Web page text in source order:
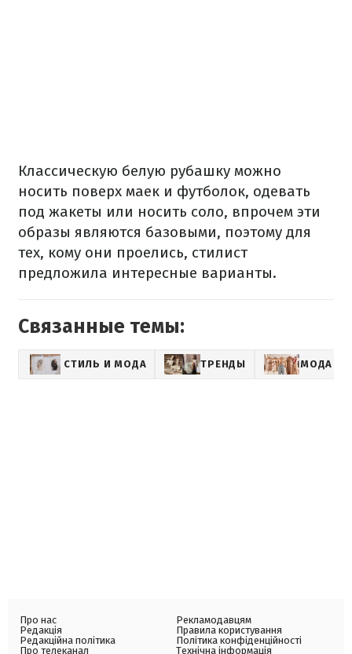
Классическую белую рубашку можно
носить поверх маек и футболок, одевать
под жакеты или носить соло, впрочем эти
образы являются базовыми, поэтому для
тех, кому они проелись, стилист
предложила интересные варианты.
Связанные темы:
СТИЛЬ И МОДА ТРЕНДЫ МОДА
Про нас
Редакція
Редакційна політика
Про телеканал
Рекламодавцям
Правила користування
Політика конфіденційності
Технічна інформація